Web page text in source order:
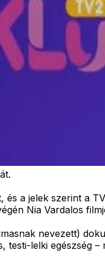
és a jelek szerint a
Nia Vardalos
nevezett)
testi-lelki egészség